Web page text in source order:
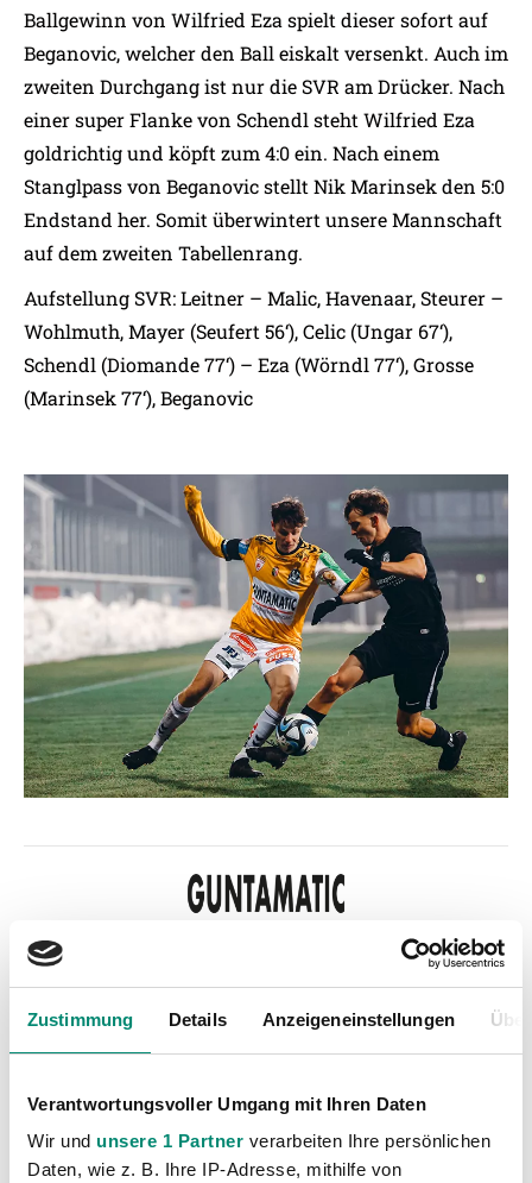
Zustimmung Details Anzeigeneinstellungen
Verantwortungsvoller Umgang mit Ihren Daten
Wir und unsere 1 Partner verarbeiten Ihre persönlichen
Daten, wie z. B. Ihre IP-Adresse, mithilfe von
Ballgewinn von Wilfried Eza spielt dieser sofort auf
Beganovic, welcher den Ball eiskalt versenkt. Auch im
zweiten Durchgang ist nur die SVR am Drücker. Nach
einer super Flanke von Schendl steht Wilfried Eza
goldrichtig und köpft zum 4:0 ein. Nach einem
Stanglpass von Beganovic stellt Nik Marinsek den 5:0
Endstand her. Somit überwintert unsere Mannschaft
auf dem zweiten Tabellenrang.
Aufstellung SVR: Leitner – Malic, Havenaar, Steurer –
Wohlmuth, Mayer (Seufert 56‘), Celic (Ungar 67‘),
Schendl (Diomande 77‘) – Eza (Wörndl 77‘), Grosse
(Marinsek 77‘), Beganovic
Damen